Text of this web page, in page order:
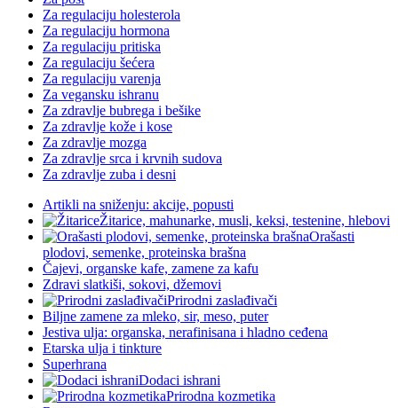
Za regulaciju holesterola
Za regulaciju hormona
Za regulaciju pritiska
Za regulaciju šećera
Za regulaciju varenja
Za vegansku ishranu
Za zdravlje bubrega i bešike
Za zdravlje kože i kose
Za zdravlje mozga
Za zdravlje srca i krvnih sudova
Za zdravlje zuba i desni
Artikli na sniženju: akcije, popusti
Žitarice, mahunarke, musli, keksi, testenine, hlebovi
Orašasti
plodovi, semenke, proteinska brašna
Čajevi, organske kafe, zamene za kafu
Zdravi slatkiši, sokovi, džemovi
Prirodni zaslađivači
Biljne zamene za mleko, sir, meso, puter
Jestiva ulja: organska, nerafinisana i hladno ceđena
Etarska ulja i tinkture
Superhrana
Dodaci ishrani
Prirodna kozmetika